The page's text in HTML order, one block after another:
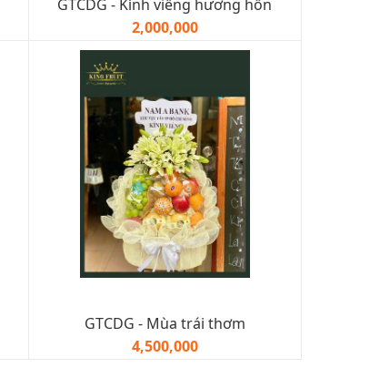
GTCDG - Kính viếng hương hồn
2,000,000
GTCDG - Mùa trái thơm
4,500,000